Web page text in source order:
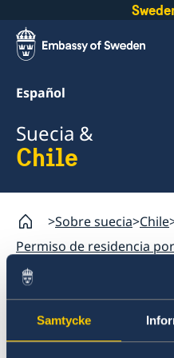
Samtycke
Español
Suecia &
Chile
Sobre suecia Chile
Permiso de residencia
Entrevista
Chile
Viajar a Suecia